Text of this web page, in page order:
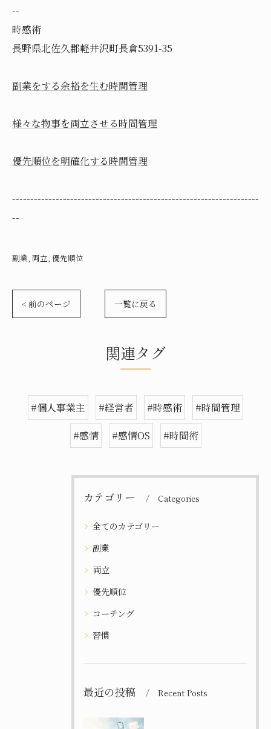
--
時感術
長野県北佐久郡軽井沢町長倉5391-35
副業をする余裕を生む時間管理
様々な物事を両立させる時間管理
優先順位を明確化する時間管理
--------------------------------------------------------------------
--
副業 両立 優先順位
< 前のページ 一覧に戻る
関連タグ
#個人事業主 #経営者 #時感術
#時間管理
#感情
#感情OS #時間術
カテゴリー Categories
全てのカテゴリー
副業
両立
優先順位
コーチング
習慣
最近の投稿 Recent Posts